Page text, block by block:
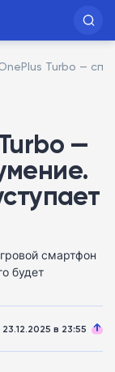
Turbo —
—
смартфон
будет
в 23:55